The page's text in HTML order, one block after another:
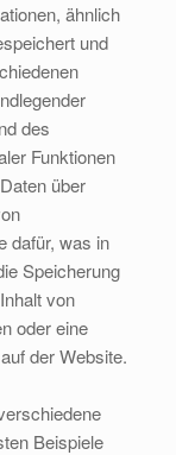
ähnlich
und
des
Funktionen
über
dafür, was in
Speicherung
von
oder eine
der Website.
Beispiele